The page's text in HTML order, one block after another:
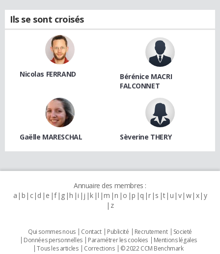
Ils se sont croisés
Nicolas FERRAND
Bérénice MACRI
FALCONNET
Gaëlle MARESCHAL Sèverine THERY
Annuaire des membres :
a b c d e f g h i j k l m n o p q r s t u v w x y
z
Qui sommes nous Contact Publicité Recrutement
Societé
Données personnelles
Paramétrer les cookies
Mentions légales
Tous les articles
Corrections © 2022 CCM Benchmark